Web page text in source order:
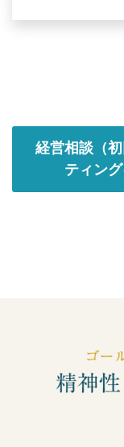
経営相談（
ティン